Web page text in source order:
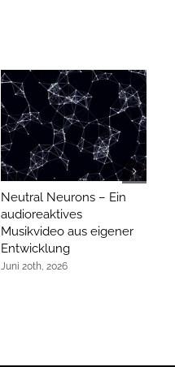
Neutral Neurons – Ein
audioreaktives
Musikvideo aus eigener
Entwicklung
Juni 20th, 2026